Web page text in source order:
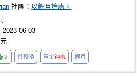
社團：以鯉月論處。
2023-06-03
2 性轉換 黃金神威 鯉月